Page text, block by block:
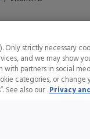
Only strictly necessary
and we may show
with partners in social
categories, or change
See also our Privacy